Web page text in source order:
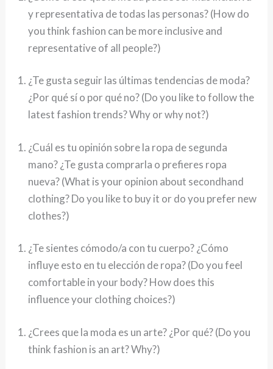
y representativa de todas las personas? (How do
you think fashion can be more inclusive and
representative of all people?)
¿Te gusta seguir las últimas tendencias de moda?
¿Por qué sí o por qué no? (Do you like to follow the
latest fashion trends? Why or why not?)
¿Cuál es tu opinión sobre la ropa de segunda
mano? ¿Te gusta comprarla o prefieres ropa
nueva? (What is your opinion about secondhand
clothing? Do you like to buy it or do you prefer new
clothes?)
¿Te sientes cómodo/a con tu cuerpo? ¿Cómo
influye esto en tu elección de ropa? (Do you feel
comfortable in your body? How does this
influence your clothing choices?)
¿Crees que la moda es un arte? ¿Por qué? (Do you
think fashion is an art? Why?)